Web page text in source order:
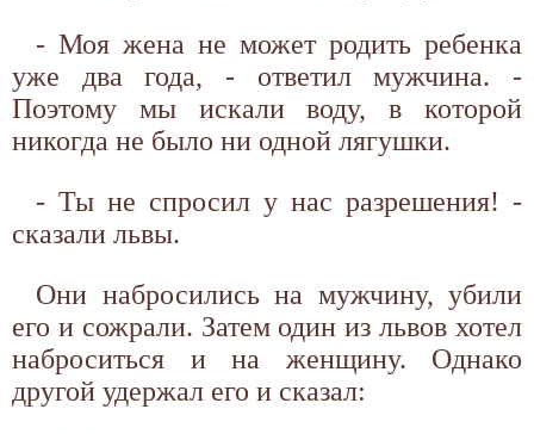
- Моя жена не может родить ребенка
уже два года, - ответил мужчина. -
Поэтому мы искали воду, в которой
никогда не было ни одной лягушки.
- Ты не спросил у нас разрешения! -
сказали львы.
Они набросились на мужчину, убили
его и сожрали. Затем один из львов хотел
наброситься и на женщину. Однако
другой удержал его и сказал: